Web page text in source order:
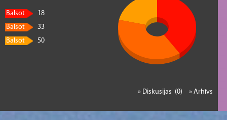
Balsot
18
Balsot
33
Balsot
50
» Arhīvs
» Diskusijas (0)